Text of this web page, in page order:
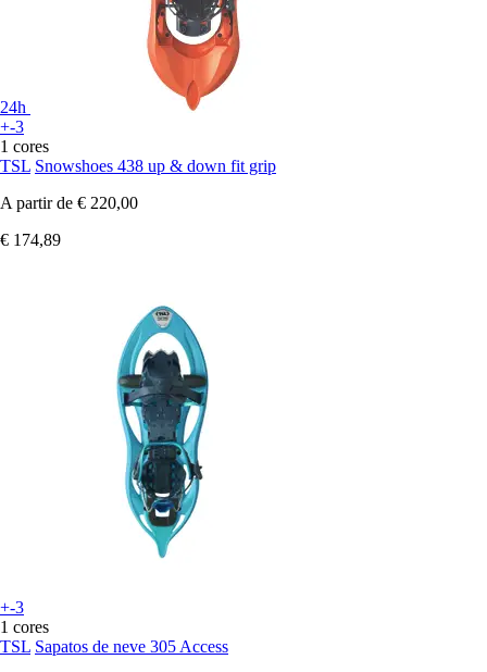
24h
+-3
1 cores
TSL Snowshoes 438 up & down fit grip
A partir de € 220,00
€ 174,89
+-3
1 cores
TSL Sapatos de neve 305 Access